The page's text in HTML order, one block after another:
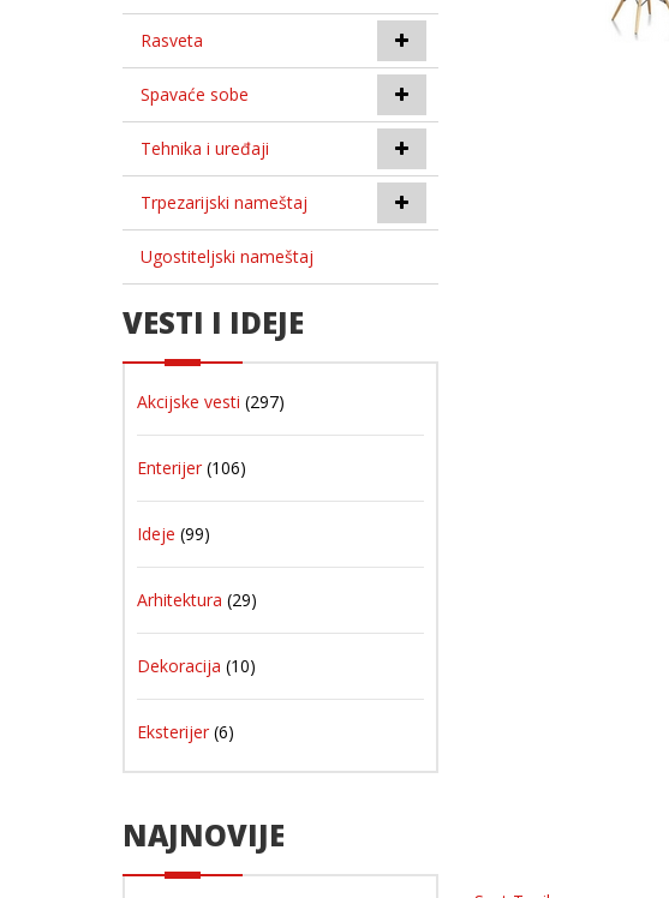
Rasveta
Spavaće sobe
Tehnika i uređaji
Trpezarijski nameštaj
Ugostiteljski nameštaj
VESTI I IDEJE
Akcijske vesti (297)
Enterijer (106)
Ideje (99)
Arhitektura (29)
Dekoracija (10)
Eksterijer (6)
NAJNOVIJE